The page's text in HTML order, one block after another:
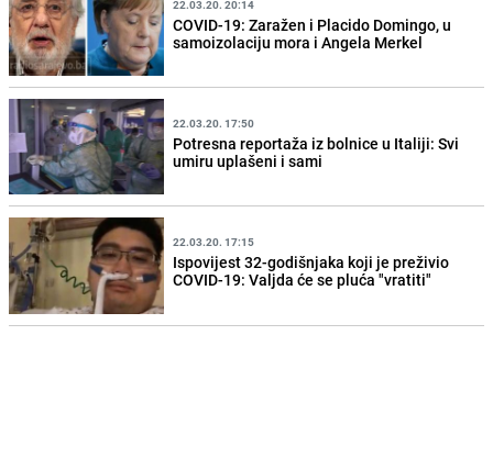
22.03.20. 20:14
COVID-19: Zaražen i Placido Domingo, u
samoizolaciju mora i Angela Merkel
22.03.20. 17:50
Potresna reportaža iz bolnice u Italiji: Svi
umiru uplašeni i sami
22.03.20. 17:15
Ispovijest 32-godišnjaka koji je preživio
COVID-19: Valjda će se pluća "vratiti"